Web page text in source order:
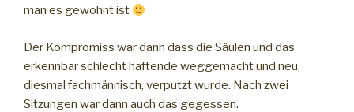
man es gewohnt ist
Der Kompromiss war dann dass die Säulen und das
erkennbar schlecht haftende weggemacht und neu,
diesmal fachmännisch, verputzt wurde. Nach zwei
Sitzungen war dann auch das gegessen.